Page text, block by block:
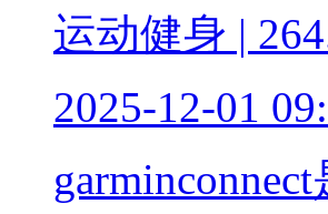
运动健身 |
2025-12-01